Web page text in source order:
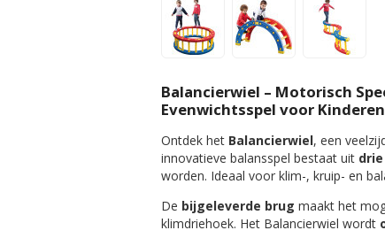
Balancierwiel – Motorisch
Evenwichtsspel voor Kinderen
Ontdek het Balancierwiel, een
innovatieve balansspel bestaat uit
worden. Ideaal voor klim-, kruip- en
De bijgeleverde brug maakt het
klimdriehoek. Het Balancierwiel wordt